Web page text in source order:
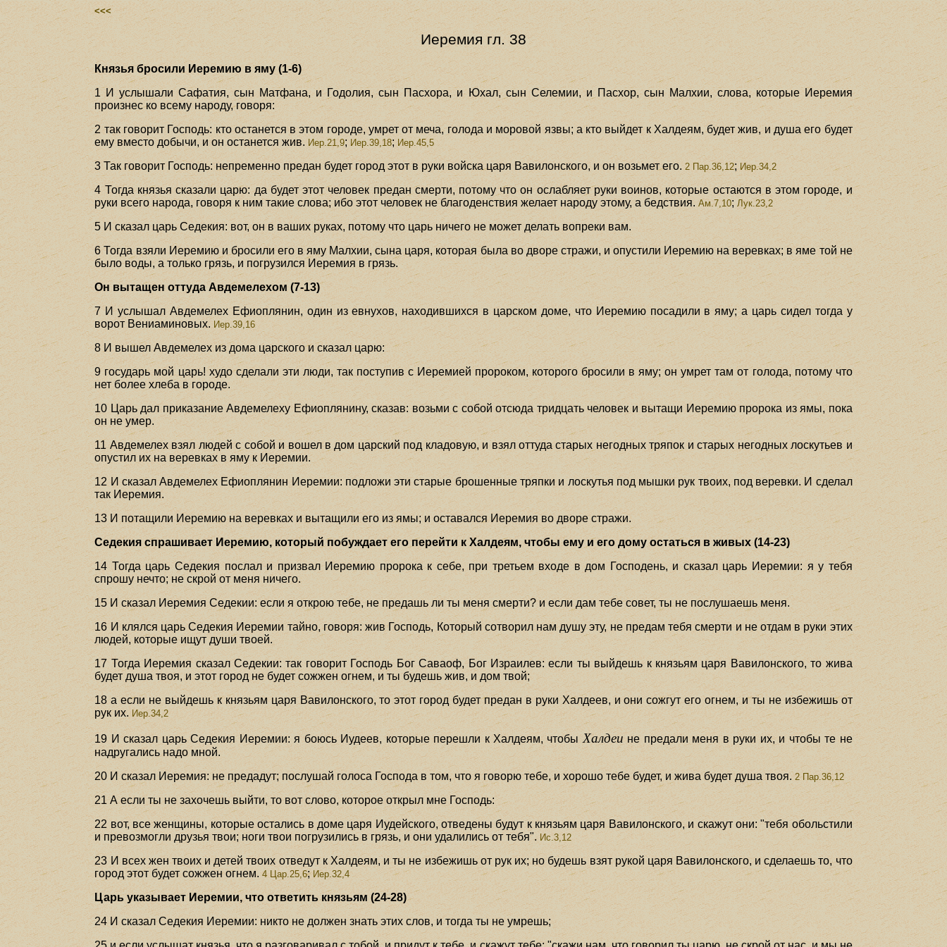
<<<
Иеремия гл. 38
Князья бросили Иеремию в яму (1-6)
1 И услышали Сафатия, сын Матфана, и Годолия, сын Пасхора, и Юхал, сын Селемии, и Пасхор, сын Малхии, слова, которые Иеремия
произнес ко всему народу, говоря:
2 так говорит Господь: кто останется в этом городе, умрет от меча, голода и моровой язвы; а кто выйдет к Халдеям, будет жив, и душа его будет
ему вместо добычи, и он останется жив. Иер.21,9; Иер.39,18; Иер.45,5
3 Так говорит Господь: непременно предан будет город этот в руки войска царя Вавилонского, и он возьмет его. 2 Пар.36,12;Иер.34,2
4 Тогда князья сказали царю: да будет этот человек предан смерти, потому что он ослабляет руки воинов, которые остаются в этом городе, и
руки всего народа, говоря к ним такие слова; ибо этот человек не благоденствия желает народу этому, а бедствия. Ам.7,10; Лук.23,2
5 И сказал царь Седекия: вот, он в ваших руках, потому что царь ничего не может делать вопреки вам.
6 Тогда взяли Иеремию и бросили его в яму Малхии, сына царя, которая была во дворе стражи, и опустили Иеремию на веревках; в яме той не
было воды, а только грязь, и погрузился Иеремия в грязь.
Он вытащен оттуда Авдемелехом (7-13)
7 И услышал Авдемелех Ефиоплянин, один из евнухов, находившихся в царском доме, что Иеремию посадили в яму; а царь сидел тогда у
ворот Вениаминовых. Иер.39,16
8 И вышел Авдемелех из дома царского и сказал царю:
9 государь мой царь! худо сделали эти люди, так поступив с Иеремией пророком, которого бросили в яму; он умрет там от голода, потому что
нет более хлеба в городе.
10 Царь дал приказание Авдемелеху Ефиоплянину, сказав: возьми с собой отсюда тридцать человек и вытащи Иеремию пророка из ямы, пока
он не умер.
11 Авдемелех взял людей с собой и вошел в дом царский под кладовую, и взял оттуда старых негодных тряпок и старых негодных лоскутьев и
опустил их на веревках в яму к Иеремии.
12 И сказал Авдемелех Ефиоплянин Иеремии: подложи эти старые брошенные тряпки и лоскутья под мышки рук твоих, под веревки. И сделал
так Иеремия.
13 И потащили Иеремию на веревках и вытащили его из ямы; и оставался Иеремия во дворе стражи.
Седекия спрашивает Иеремию, который побуждает его перейти к Халдеям, чтобы ему и его дому остаться в живых (14-23)
14 Тогда царь Седекия послал и призвал Иеремию пророка к себе, при третьем входе в дом Господень, и сказал царь Иеремии: я у тебя
спрошу нечто; не скрой от меня ничего.
15 И сказал Иеремия Седекии: если я открою тебе, не предашь ли ты меня смерти? и если дам тебе совет, ты не послушаешь меня.
16 И клялся царь Седекия Иеремии тайно, говоря: жив Господь, Который сотворил нам душу эту, не предам тебя смерти и не отдам в руки этих
людей, которые ищут души твоей.
17 Тогда Иеремия сказал Седекии: так говорит Господь Бог Саваоф, Бог Израилев: если ты выйдешь к князьям царя Вавилонского, то жива
будет душа твоя, и этот город не будет сожжен огнем, и ты будешь жив, и дом твой;
18 а если не выйдешь к князьям царя Вавилонского, то этот город будет предан в руки Халдеев, и они сожгут его огнем, и ты не избежишь от
рук их. Иер.34,2
19 И сказал царь Седекия Иеремии: я боюсь Иудеев, которые перешли к Халдеям, чтобы Халдеи не предали меня в руки их, и чтобы те не
надругались надо мной.
20 И сказал Иеремия: не предадут; послушай голоса Господа в том, что я говорю тебе, и хорошо тебе будет, и жива будет душа твоя. 2 Пар.36,12
21 А если ты не захочешь выйти, то вот слово, которое открыл мне Господь:
22 вот, все женщины, которые остались в доме царя Иудейского, отведены будут к князьям царя Вавилонского, и скажут они: "тебя обольстили
и превозмогли друзья твои; ноги твои погрузились в грязь, и они удалились от тебя". Ис.3,12
23 И всех жен твоих и детей твоих отведут к Халдеям, и ты не избежишь от рук их; но будешь взят рукой царя Вавилонского, и сделаешь то, что
город этот будет сожжен огнем. 4 Цар.25,6; Иер.32,4
Царь указывает Иеремии, что ответить князьям (24-28)
24 И сказал Седекия Иеремии: никто не должен знать этих слов, и тогда ты не умрешь;